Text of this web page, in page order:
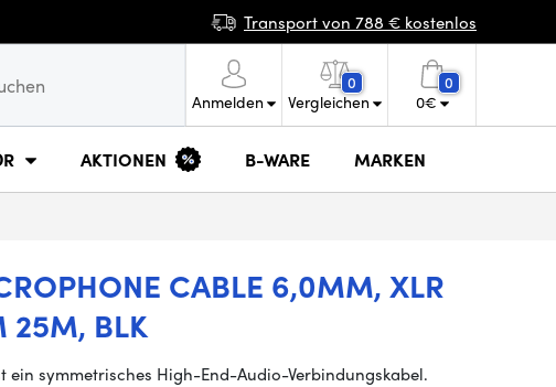
Transport von 788 € kostenlos
Anmelden
0
Vergleichen
0
0€
AKTIONEN B-WARE MARKEN
CABLE 6,0MM, XLR
25M, BLK
ein symmetrisches High-End-Audio-Verbindungskabel.